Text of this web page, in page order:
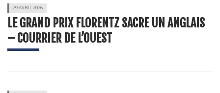
29 AVRIL 2026
LE GRAND PRIX FLORENTZ SACRE UN ANGLAIS
– COURRIER DE L’OUEST